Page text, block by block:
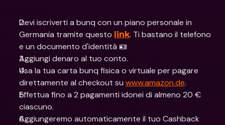
Devi iscriverti a bunq con un piano personale in
Germania tramite questo link. Ti bastano il telefono
e un documento d'identità 🪪
Aggiungi denaro al tuo conto.
Usa la tua carta bunq fisica o virtuale per pagare
direttamente al checkout su www.amazon.de.
Effettua fino a 2 pagamenti idonei di almeno 20 €
ciascuno.
Aggiungeremo automaticamente il tuo Cashback